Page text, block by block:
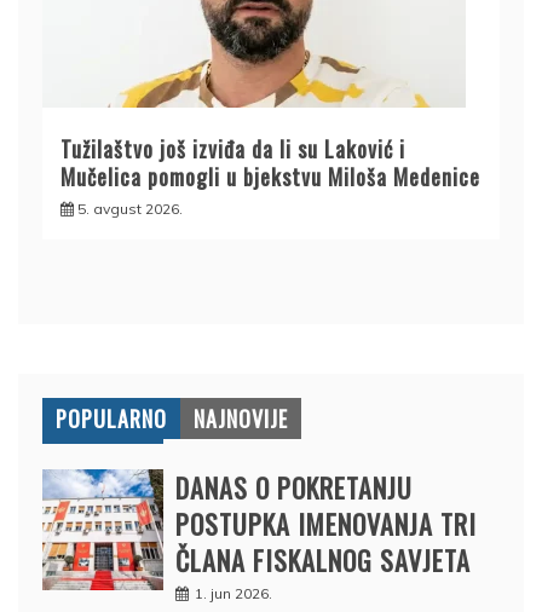
Tužilaštvo još izviđa da li su Laković i
Mučelica pomogli u bjekstvu Miloša Medenice
5. avgust 2026.
POPULARNO NAJNOVIJE
DANAS O POKRETANJU
POSTUPKA IMENOVANJA TRI
ČLANA FISKALNOG SAVJETA
1. jun 2026.